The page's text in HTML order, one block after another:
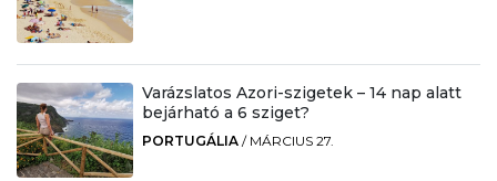
Varázslatos Azori-szigetek – 14 nap alatt
bejárható a 6 sziget?
PORTUGÁLIA / MÁRCIUS 27.